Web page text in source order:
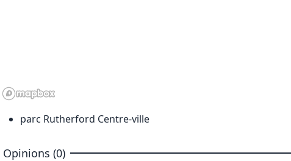
parc Rutherford Centre-ville
Opinions (0)